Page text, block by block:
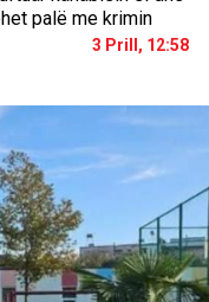
palë me krimin
3 Prill, 12:58